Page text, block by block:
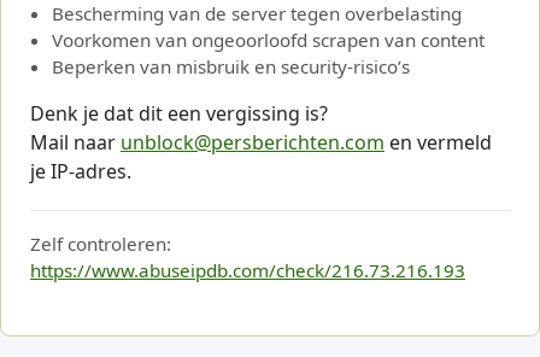
Bescherming van de server tegen overbelasting
Voorkomen van ongeoorloofd scrapen van content
Beperken van misbruik en security-risico’s
Denk je dat dit een vergissing is?
Mail naar unblock@persberichten.com en vermeld
je IP-adres.
Zelf controleren:
https://www.abuseipdb.com/check/216.73.216.193